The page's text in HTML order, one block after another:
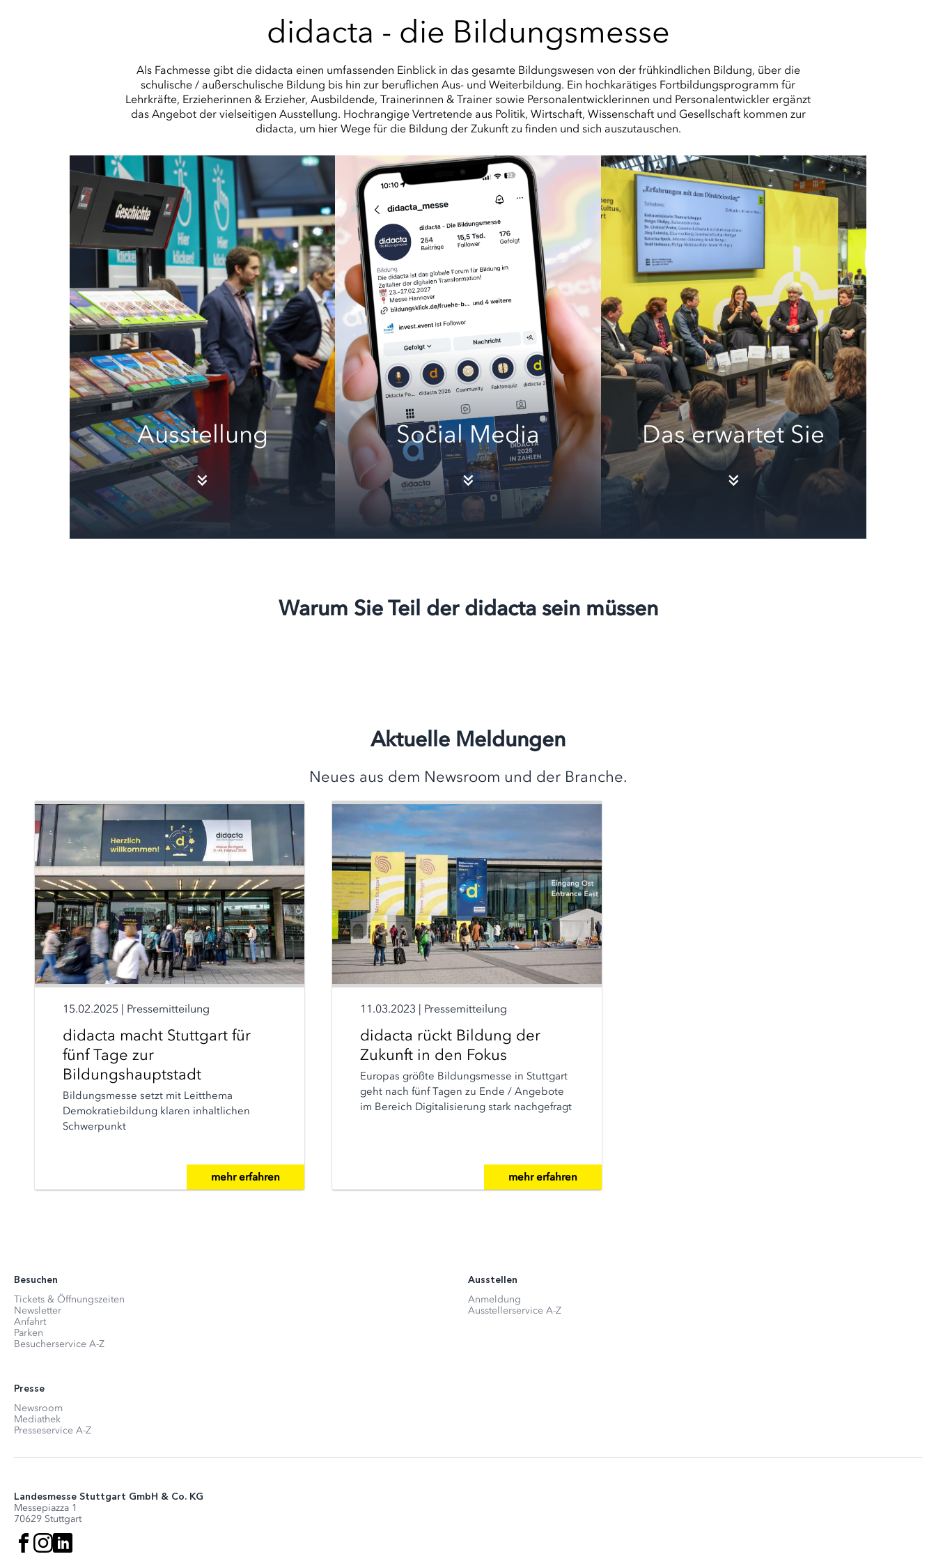
didacta - die Bildungsmesse
Als Fachmesse gibt die didacta einen umfassenden Einblick in das gesamte Bildungswesen von der frühkindlichen Bildung, über die
schulische / außerschulische Bildung bis hin zur beruflichen Aus- und Weiterbildung. Ein hochkarätiges Fortbildungsprogramm für
Lehrkräfte, Erzieherinnen & Erzieher, Ausbildende, Trainerinnen & Trainer sowie Personalentwicklerinnen und Personalentwickler ergänzt
das Angebot der vielseitigen Ausstellung. Hochrangige Vertretende aus Politik, Wirtschaft, Wissenschaft und Gesellschaft kommen zur
didacta, um hier Wege für die Bildung der Zukunft zu finden und sich auszutauschen.
Ausstellung Social Media Das erwartet Sie
Warum Sie Teil der didacta sein müssen
Aktuelle Meldungen
Neues aus dem Newsroom und der Branche.
15.02.2025 | Pressemitteilung
didacta macht Stuttgart für
fünf Tage zur
Bildungshauptstadt
Bildungsmesse setzt mit Leitthema
Demokratiebildung klaren inhaltlichen
Schwerpunkt
mehr erfahren
11.03.2023 | Pressemitteilung
didacta rückt Bildung der
Zukunft in den Fokus
Europas größte Bildungsmesse in Stuttgart
geht nach fünf Tagen zu Ende / Angebote
im Bereich Digitalisierung stark nachgefragt
mehr erfahren
Besuchen
Tickets & Öffnungszeiten
Newsletter
Anfahrt
Parken
Besucherservice A-Z
Ausstellen
Anmeldung
Ausstellerservice A-Z
Presse
Newsroom
Mediathek
Presseservice A-Z
Landesmesse Stuttgart GmbH & Co. KG
Messepiazza 1
70629 Stuttgart